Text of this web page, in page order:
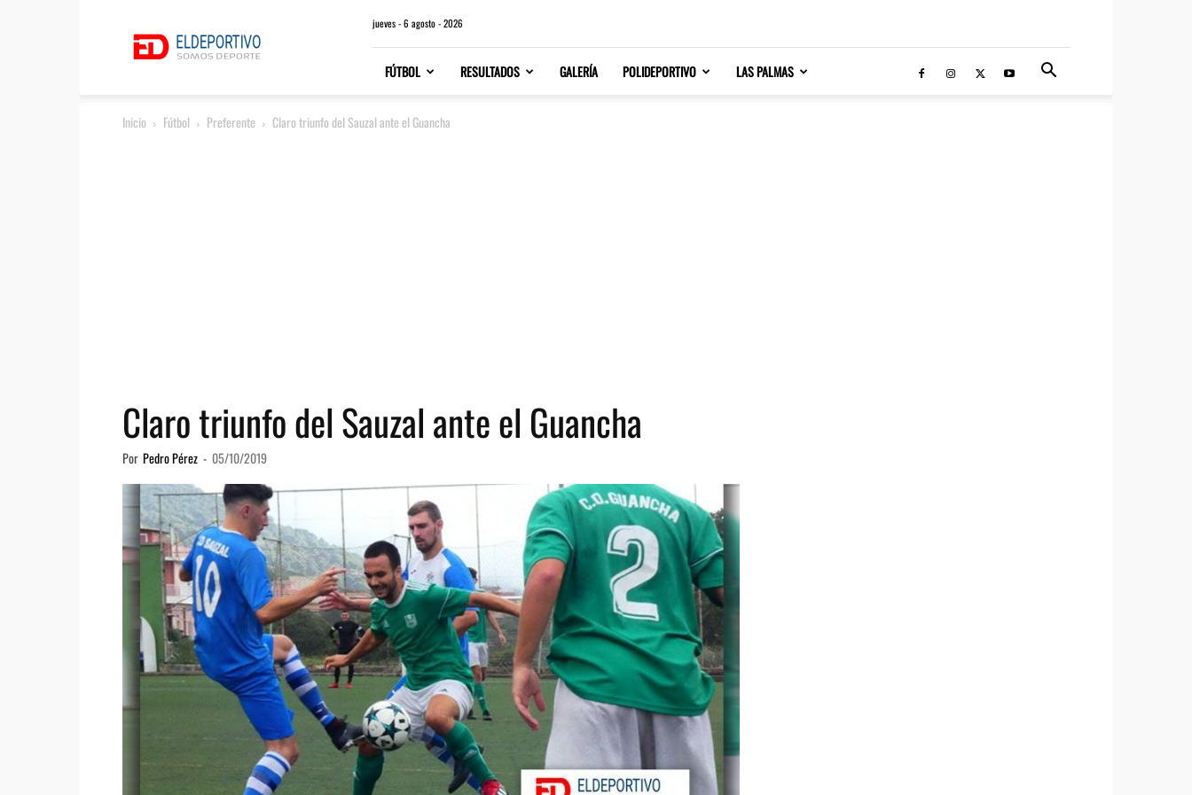
jueves - 6 agosto - 2026
FÚTBOL RESULTADOS GALERÍA POLIDEPORTIVO LAS PALMAS
Inicio Fútbol Preferente Claro triunfo del Sauzal ante el Guancha
Claro triunfo del Sauzal ante el Guancha
Por Pedro Pérez - 05/10/2019